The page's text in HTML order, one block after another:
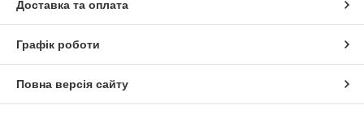
Доставка та оплата
Графік роботи
Повна версія сайту